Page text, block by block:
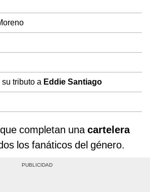
tributo a Eddie Santiago
completan una cartelera
los fanáticos del género.